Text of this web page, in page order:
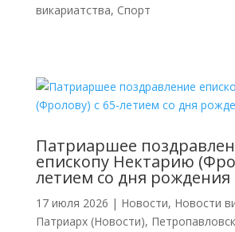
викариатства, Спорт
Патриаршее
епископу Нектарию
летием со дня рождения
17 июля 2026 | Новости, Новости
Патриарх (Новости),